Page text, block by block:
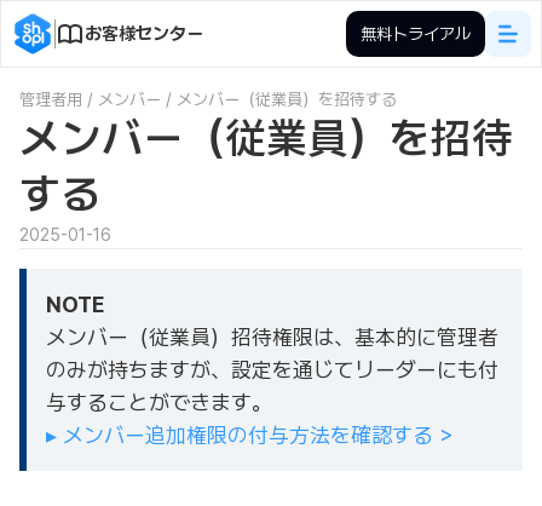
お客様センター 無料トライアル
管理者用 / メンバー / メンバー（従業員）を招待する
メンバー（従業員）を招待
する
2025-01-16
NOTE
メンバー（従業員）招待権限は、基本的に管理者
のみが持ちますが、設定を通じてリーダーにも付
与することができます。
▸ メンバー追加権限の付与方法を確認する >